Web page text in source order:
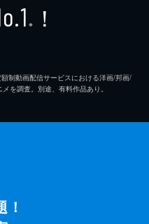
※ ！
制動画配信サービスにおける洋画/邦画/
を調査。別途、有料作品あり。